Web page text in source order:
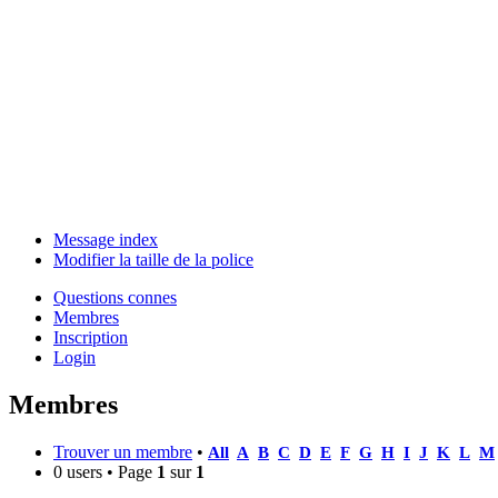
Message index
Modifier la taille de la police
Questions connes
Membres
Inscription
Login
Membres
Trouver un membre • All A B C D E F G H I J K L M
0 users • Page 1 sur 1